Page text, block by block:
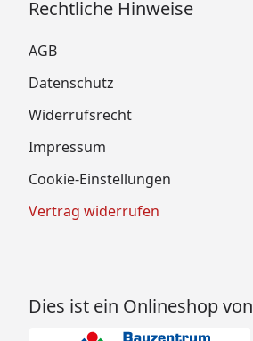
Rechtliche Hinweise
AGB
Datenschutz
Widerrufsrecht
Impressum
Cookie-Einstellungen
Vertrag widerrufen
Dies ist ein Onlineshop von